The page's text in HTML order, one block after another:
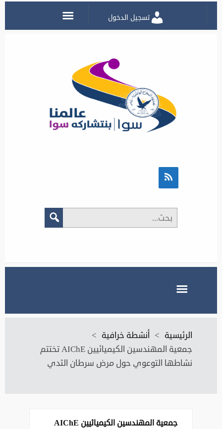
تسجيل الدخول
الرئيسية > أنشطة خرافية >
جمعية المهندسين الكيميائيين AIChE تختتم
نشاطها التوعوي حول مرض سرطان الثدي
جمعية المهندسين الكيميائيين AIChE